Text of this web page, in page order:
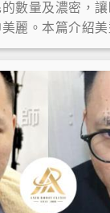
數量及濃密，
麗。本篇介紹
醫師分享，讓